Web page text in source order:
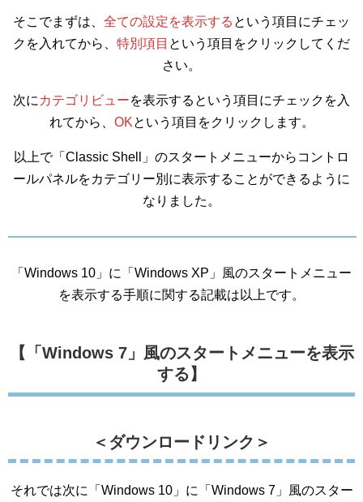
そこでまずは、 全ての設定を表示する という項目にチェッ
クを入れてから、 特別項目 という項目をクリックしてくだ
さい。
次に カテゴリビューを表示するという項目にチェックを入
れてから、 OKという項目をクリックします。
以上で「Classic Shell」のスタートメニューからコントロ
ールパネルをカテゴリー別に表示することができるように
なりました。
「Windows 10」に「Windows XP」風のスタートメニュー
を表示する手順に関する記載は以上です。
【「Windows 7」風のスタートメニューを表示
する】
＜ダウンロードリンク＞
それでは次に「Windows 10」に「Windows 7」風のスター